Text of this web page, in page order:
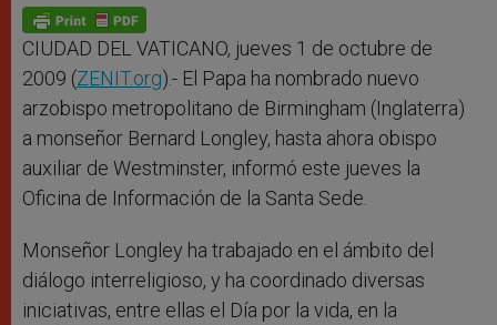
p
p
g
e
r
o
k
CIUDAD DEL VATICANO, jueves 1 de octubre de
2009 (ZENIT.org).- El Papa ha nombrado nuevo
arzobispo metropolitano de Birmingham (Inglaterra)
a monseñor Bernard Longley, hasta ahora obispo
auxiliar de Westminster, informó este jueves la
Oficina de Información de la Santa Sede.
Monseñor Longley ha trabajado en el ámbito del
diálogo interreligioso, y ha coordinado diversas
iniciativas, entre ellas el Día por la vida, en la